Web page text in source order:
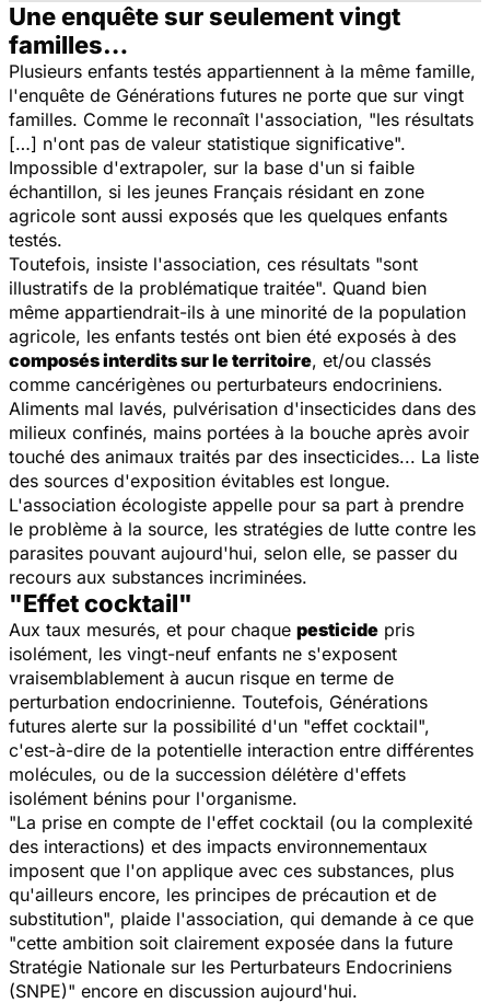
Une enquête sur seulement vingt
familles…
Plusieurs enfants testés appartiennent à la même famille,
l'enquête de Générations futures ne porte que sur vingt
familles. Comme le reconnaît l'association, "les résultats
[…] n'ont pas de valeur statistique significative".
Impossible d'extrapoler, sur la base d'un si faible
échantillon, si les jeunes Français résidant en zone
agricole sont aussi exposés que les quelques enfants
testés.
Toutefois, insiste l'association, ces résultats "sont
illustratifs de la problématique traitée". Quand bien
même appartiendrait-ils à une minorité de la population
agricole, les enfants testés ont bien été exposés à des
composés interdits sur le territoire, et/ou classés
comme cancérigènes ou perturbateurs endocriniens.
Aliments mal lavés, pulvérisation d'insecticides dans des
milieux confinés, mains portées à la bouche après avoir
touché des animaux traités par des insecticides... La liste
des sources d'exposition évitables est longue.
L'association écologiste appelle pour sa part à prendre
le problème à la source, les stratégies de lutte contre les
parasites pouvant aujourd'hui, selon elle, se passer du
recours aux substances incriminées.
"Effet cocktail"
Aux taux mesurés, et pour chaque pesticide pris
isolément, les vingt-neuf enfants ne s'exposent
vraisemblablement à aucun risque en terme de
perturbation endocrinienne. Toutefois, Générations
futures alerte sur la possibilité d'un "effet cocktail",
c'est-à-dire de la potentielle interaction entre différentes
molécules, ou de la succession délétère d'effets
isolément bénins pour l'organisme.
"La prise en compte de l'effet cocktail (ou la complexité
des interactions) et des impacts environnementaux
imposent que l'on applique avec ces substances, plus
qu'ailleurs encore, les principes de précaution et de
substitution", plaide l'association, qui demande à ce que
"cette ambition soit clairement exposée dans la future
Stratégie Nationale sur les Perturbateurs Endocriniens
(SNPE)" encore en discussion aujourd'hui.